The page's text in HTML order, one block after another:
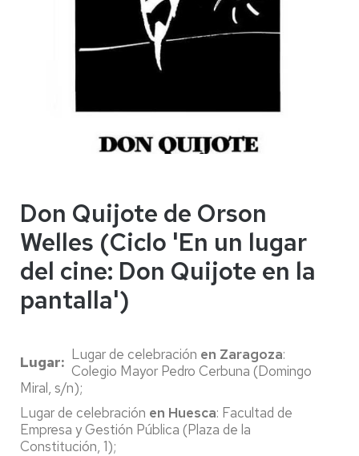
Don Quijote de Orson
Welles (Ciclo 'En un lugar
del cine: Don Quijote en la
pantalla')
Lugar Lugar de celebración en Zaragoza:
Colegio Mayor Pedro Cerbuna (Domingo
Miral, s/n);
Lugar de celebración en Huesca: Facultad de
Empresa y Gestión Pública (Plaza de la
Constitución, 1);